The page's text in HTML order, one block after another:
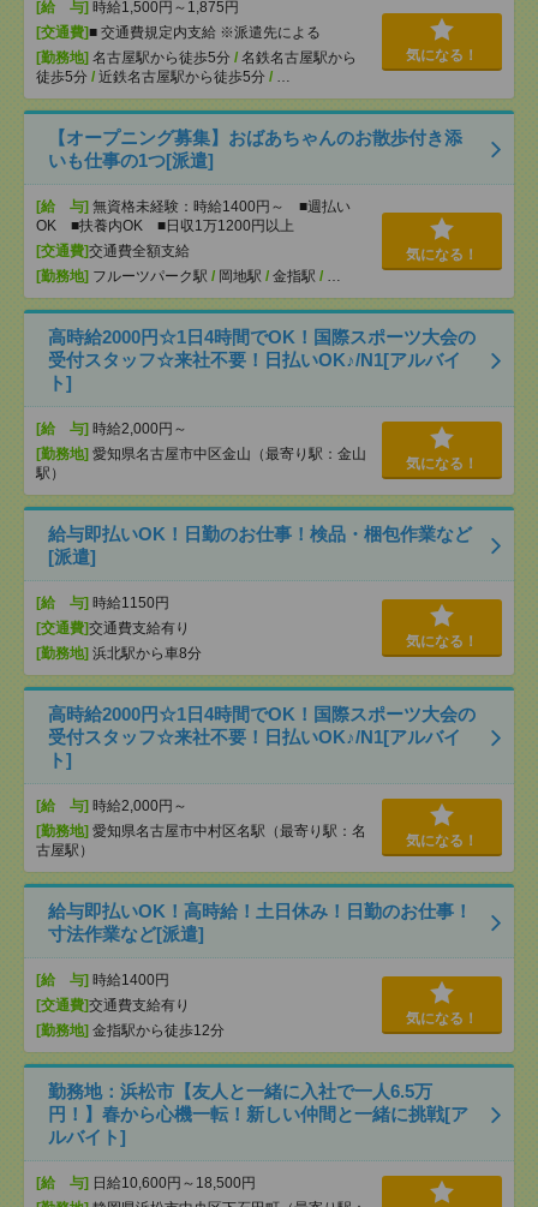
[給 与] 時給1,500円～1,875円
[交通費]■ 交通費規定内支給 ※派遣先による
[勤務地] 名古屋駅から徒歩5分 / 名鉄名古屋駅から
徒歩5分 / 近鉄名古屋駅から徒歩5分 / …
気になる！
【オープニング募集】おばあちゃんのお散歩付き添
いも仕事の1つ[派遣]
[給 与] 無資格未経験：時給1400円～ ■週払い
OK ■扶養内OK ■日収1万1200円以上
[交通費]交通費全額支給
[勤務地] フルーツパーク駅 / 岡地駅 / 金指駅 / …
気になる！
高時給2000円☆1日4時間でOK！国際スポーツ大会の
受付スタッフ☆来社不要！日払いOK♪/N1[アルバイ
ト]
[給 与] 時給2,000円～
[勤務地] 愛知県名古屋市中区金山（最寄り駅：金山
駅）
気になる！
給与即払いOK！日勤のお仕事！検品・梱包作業など
[派遣]
[給 与] 時給1150円
[交通費]交通費支給有り
[勤務地] 浜北駅から車8分
気になる！
高時給2000円☆1日4時間でOK！国際スポーツ大会の
受付スタッフ☆来社不要！日払いOK♪/N1[アルバイ
ト]
[給 与] 時給2,000円～
[勤務地] 愛知県名古屋市中村区名駅（最寄り駅：名
古屋駅）
気になる！
給与即払いOK！高時給！土日休み！日勤のお仕事！
寸法作業など[派遣]
[給 与] 時給1400円
[交通費]交通費支給有り
[勤務地] 金指駅から徒歩12分
気になる！
勤務地：浜松市【友人と一緒に入社で一人6.5万
円！】春から心機一転！新しい仲間と一緒に挑戦[ア
ルバイト]
[給 与] 日給10,600円～18,500円